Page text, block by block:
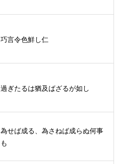
巧言令色鮮し仁
過ぎたるは猶及ばざるが如し
為せば成る、為さねば成らぬ何事
も